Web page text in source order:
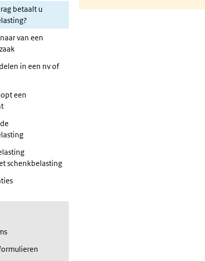
betaalt u
van een
in een nv of
een
schenkbelasting